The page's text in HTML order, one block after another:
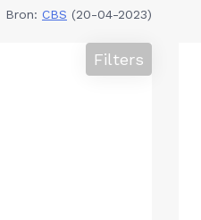
Bron: CBS (20-04-2023)
Filters